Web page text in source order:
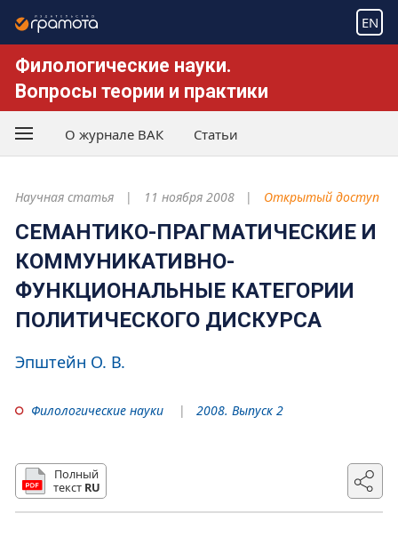
EN
Филологические науки.
Вопросы теории и практики
О журнале ВАК Статьи
Научная статья 11 ноября 2008 Открытый доступ
СЕМАНТИКО-ПРАГМАТИЧЕСКИЕ И
КОММУНИКАТИВНО-
ФУНКЦИОНАЛЬНЫЕ КАТЕГОРИИ
ПОЛИТИЧЕСКОГО ДИСКУРСА
Эпштейн О. В.
Филологические науки 2008. Выпуск 2
Полный
текст RU